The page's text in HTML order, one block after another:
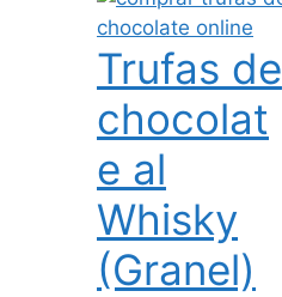
Trufas de
chocolat
e al
Whisky
(Granel)